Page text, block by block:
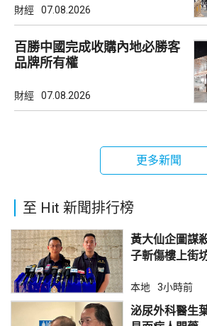
財經 07.08.2026
百勝中國完成收購內地必勝客
品牌所有權
財經 07.08.2026
更多新聞
至 Hit 新聞排行榜
黃大仙企圖謀
子斬傷樓上街
本地 3小時前
泌尿外科醫生